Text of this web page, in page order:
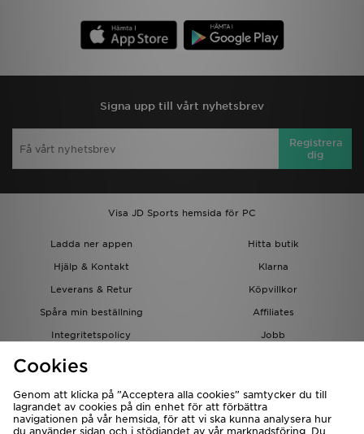
Signa upp till vårt nyhetsbrev
Registrera
dig
Visa JD Sports hemsida för PC
Ladda ner appen
Hitta butik
Hjälp & Kontakt
Klarna
Leverans & Retur
Köpvillkor
Spåra min beställning
Affiliates
Integritetspolicy
Jobb
JD-bloggen
Cookies
Genom att klicka på ”Acceptera alla cookies” samtycker du till
lagrandet av cookies på din enhet för att förbättra
navigationen på vår hemsida, för att vi ska kunna analysera hur
du använder sidan och i stödjandet av vår marknadsföring. Du